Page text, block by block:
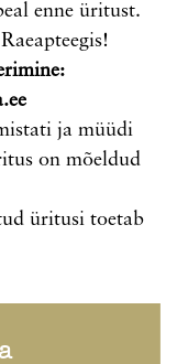
enne üritust.
ja müüdi
on mõeldud
üritusi toetab